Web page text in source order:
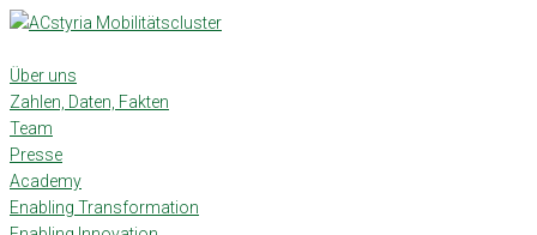
Skip
content
Über uns
Zahlen, Daten, Fakten
Team
Presse
Academy
Enabling Transformation